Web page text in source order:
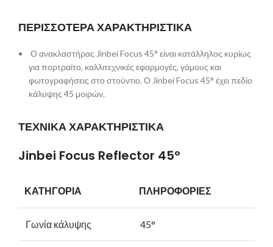
ΠΕΡΙΣΣΟΤΕΡΑ ΧΑΡΑΚΤΗΡΙΣΤΙΚΑ
Ο ανακλαστήρας Jinbei Focus 45° είναι κατάλληλος κυρίως
για πορτραίτο, καλλιτεχνικές εφαρμογές, γάμους και
φωτογραφήσεις στο στούντιο. Ο Jinbei Focus 45° έχει πεδίο
κάλυψης 45 μοιρών.
ΤΕΧΝΙΚΑ ΧΑΡΑΚΤΗΡΙΣΤΙΚΑ
Jinbei Focus Reflector 45°
ΚΑΤΗΓΟΡΙΑ ΠΛΗΡΟΦΟΡΙΕΣ
Γωνία κάλυψης 45°